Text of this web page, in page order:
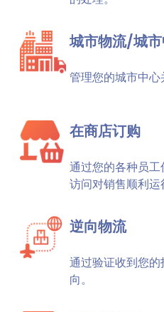
城市物流/城
管理您的城市中心
在商店订购
通过您的各种员
访问对销售顺利运
逆向物流
通过验证收到您
向。